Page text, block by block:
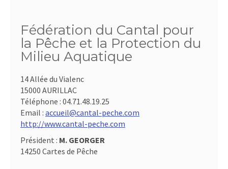
Fédération du Cantal pour
la Pêche et la Protection du
Milieu Aquatique
14 Allée du Vialenc
15000 AURILLAC
Téléphone : 04.71.48.19.25
Email : accueil@cantal-peche.com
http://www.cantal-peche.com
Président : M. GEORGER
14250 Cartes de Pêche